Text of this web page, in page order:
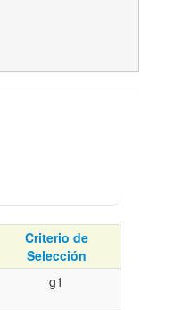
Criterio de
Selección
g1